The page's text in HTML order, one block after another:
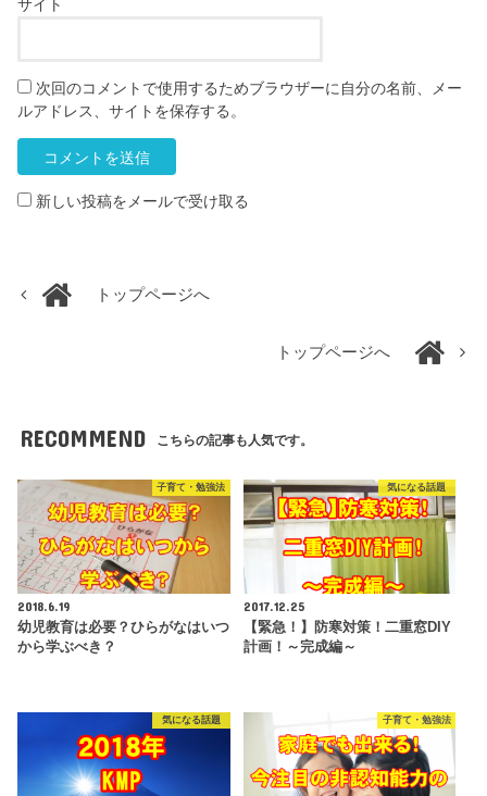
サイト
次回のコメントで使用するためブラウザーに自分の名前、メー
ルアドレス、サイトを保存する。
新しい投稿をメールで受け取る
トップページへ
トップページへ
RECOMMEND こちらの記事も人気です。
子育て・勉強法
2018.6.19
幼児教育は必要？ひらがなはいつ
から学ぶべき？
気になる話題
2017.12.25
【緊急！】防寒対策！二重窓DIY
計画！～完成編～
気になる話題 子育て・勉強法